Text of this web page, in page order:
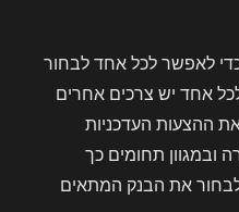
לאפשר לכל אחד לבחור
אחד יש צרכים אחרים
ההצעות העדכניות
ובמגוון תחומים כך
את הבנק המתאים